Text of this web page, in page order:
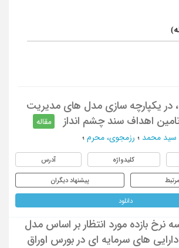
در یکپارچه سازی مدل های مدیریت
اهداف سند چشم انداز
مقاله
سید محمد ؛ رزمجوی، محرم ؛
کلیدواژه آدرس
پیشنهاد دیگران
دانلود
نرخ بازده مورد انتظار بر اساس مدل
های سرمایه ای در بورس اوراق